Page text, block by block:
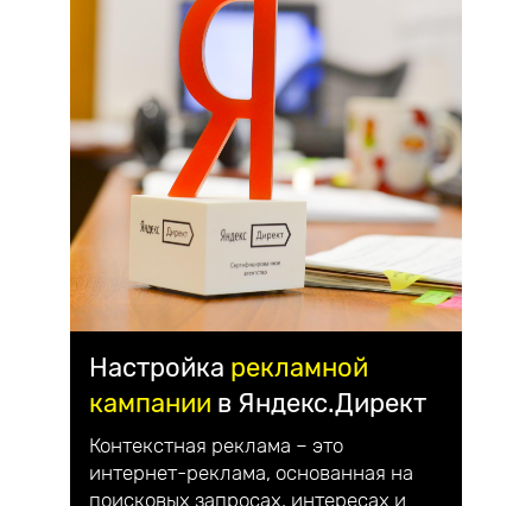
Настройка рекламной
кампании в Яндекс.Директ
Контекстная реклама – это
интернет-реклама, основанная на
поисковых запросах, интересах и